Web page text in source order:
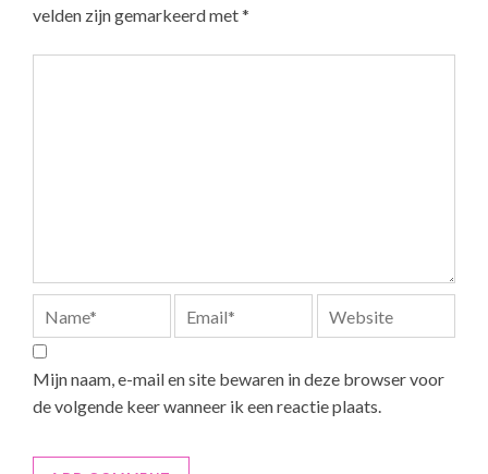
velden zijn gemarkeerd met*
Mijn naam, e-mail en site bewaren in deze browser voor
de volgende keer wanneer ik een reactie plaats.